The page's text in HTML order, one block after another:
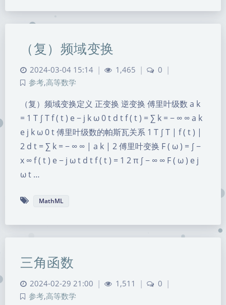
（复）频域变换
2024-03-04 15:14 | 1,465 | 0 |
参考,高等数学
（复）频域变换定义 正变换 逆变换 傅里叶级数 a k
= 1 T ∫ T f ( t ) e − j k ω 0 t d t f ( t ) = ∑ k = − ∞ ∞ a k
e j k ω 0 t 傅里叶级数的帕斯瓦关系 1 T ∫ T | f ( t ) |
2 d t = ∑ k = − ∞ ∞ | a k | 2 傅里叶变换 F ( ω ) = ∫ −
x ∞ f ( t ) e − j ω t d t f ( t ) = 1 2 π ∫ − ∞ ∞ F ( ω ) e j
ω t …
MathML
三角函数
2024-02-29 21:00 | 1,511 | 0 |
参考,高等数学